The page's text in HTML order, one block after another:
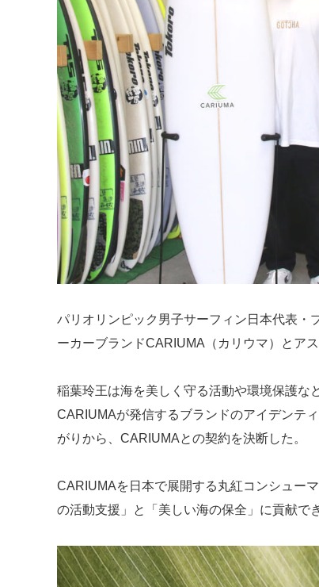
パリオリンピック男子サーフィン日本代表・
ーカーブランドCARIUMA（カリウマ）とア
稲葉玲王は海を美しく守る活動や環境保護な
CARIUMAが発信するブランドのアイデンテ
がりから、CARIUMAとの契約を決断した。
CARIUMAを日本で展開する丸紅コンシュー
の活動支援」と「美しい海の保全」に貢献で